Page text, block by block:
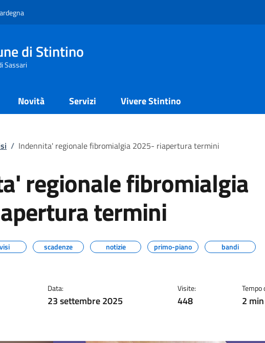
di Stintino
Sassari
Novità Servizi Vivere Stintino
/ Indennita' regionale fibromialgia 2025- riapertura termini
regionale fibromialgia
termini
scadenze notizie primo-piano bandi
Data:
23 settembre 2025
Visite:
448
Tempo
2 min